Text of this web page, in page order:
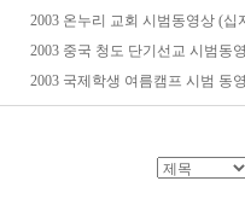
2003 온누리 교회 시범동영상 (십
2003 중국 청도 단기선교 시범동
2003 국제학생 여름캠프 시범 동